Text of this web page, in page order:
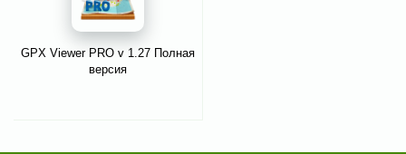
GPX Viewer PRO v 1.27 Полная
версия